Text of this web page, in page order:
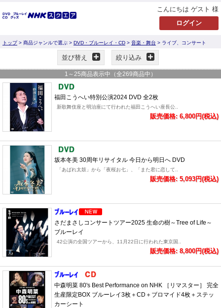
こんにちは ゲスト 様
トップ> 商品ジャンルで選ぶ > DVD・ブルーレイ・CD > 音楽・舞台 > ライブ、コンサート
並び替え 絞り込み
1 ～ 25商品表示中（全269商品中）
福田こうへい特別公演2024 DVD 全2枚
新歌舞伎座と明治座にて行われた福田こうへい座長公..
販売価格: 6,800円(税込)
坂本冬美 30周年リサイタル 今日から明日へ DVD
「あばれ太鼓」から「夜桜お七」、「また君に恋して..
販売価格: 5,093円(税込)
さだまさしコンサートツアー2025 生命の樹～Tree of Life～
ブルーレイ
42公演の全国ツアーから、11月22日に行われた東京国..
販売価格: 8,800円(税込)
中森明菜 80's Best Performance on NHK ［リマスター］ 完全
生産限定BOX ブルーレイ3枚＋CD＋ブロマイド4枚＋ステッ
カーシート